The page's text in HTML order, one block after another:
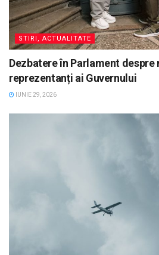
STIRI, ACTUALITATE
Dezbatere în Parlament
reprezentanți ai Guvernului
IUNIE 29, 2026